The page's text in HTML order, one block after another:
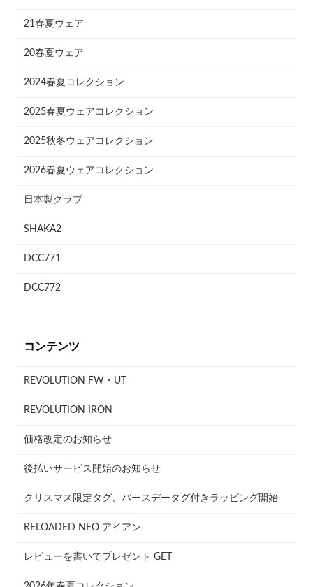
21春夏ウェア
20春夏ウェア
2024春夏コレクション
2025春夏ウェアコレクション
2025秋冬ウェアコレクション
2026春夏ウェアコレクション
日本製クラブ
SHAKA2
DCC771
DCC772
コンテンツ
REVOLUTION FW・UT
REVOLUTION IRON
価格改定のお知らせ
後払いサービス開始のお知らせ
クリスマス限定タグ、バースデータグ付きラッピング開始
RELOADED NEO アイアン
レビューを書いてプレゼント GET